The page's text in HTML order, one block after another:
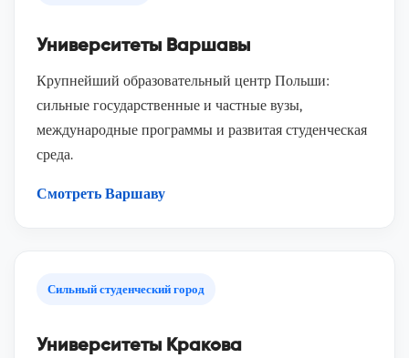
Университеты Варшавы
Крупнейший образовательный центр Польши:
сильные государственные и частные вузы,
международные программы и развитая студенческая
среда.
Смотреть Варшаву
Сильный студенческий город
Университеты Кракова